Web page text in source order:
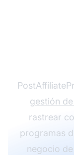
gestión
rastrear
programas
negocio